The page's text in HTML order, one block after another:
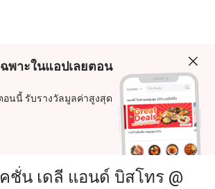
ฉพาะในแอปเลยตอน
อนนี้ รับรางวัลมูลค่าสูงสุด
ชั่น เดลี แอนด์ บิสโทร @